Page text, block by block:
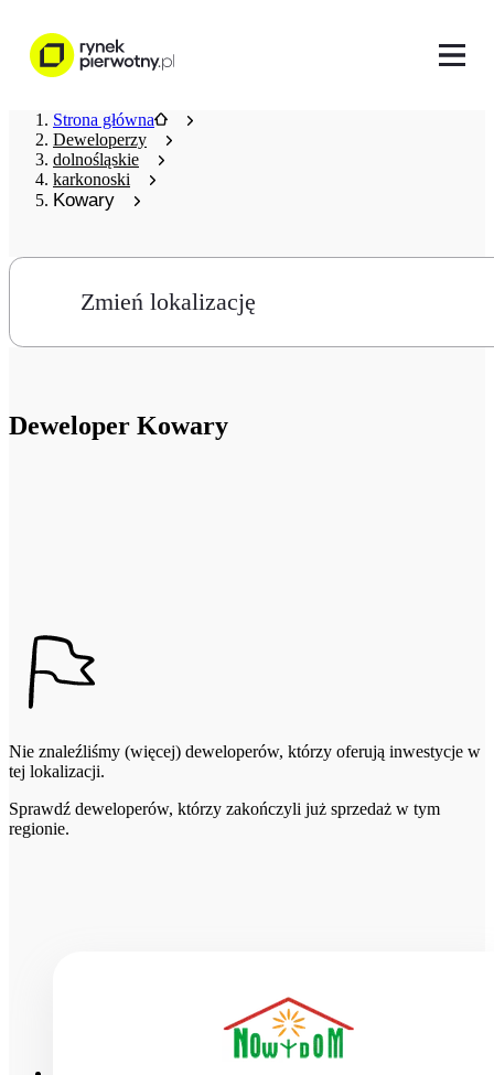
Strona główna
Deweloperzy
dolnośląskie
karkonoski
Kowary
Zmień lokalizację
Deweloper Kowary
Nie znaleźliśmy (więcej) deweloperów, którzy oferują inwestycje w
tej lokalizacji.
Sprawdź deweloperów, którzy zakończyli już sprzedaż w tym
regionie.